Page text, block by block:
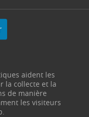
aident les
la collecte et la
de manière
les visiteurs
destination des
des animaux
5 ans, en
000 d’Amis